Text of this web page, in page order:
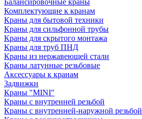
Комплектующие к кранам
Краны для бытовой техники
Краны для сильфонной трубы
Краны для скрытого монтажа
Краны для труб ПНД
Краны из нержавеющей стали
Краны латунные резьбовые
Аксессуары к кранам
Задвижки
Краны "MINI"
Краны с внутренней резьбой
Краны с внутренней-наружной резьбой